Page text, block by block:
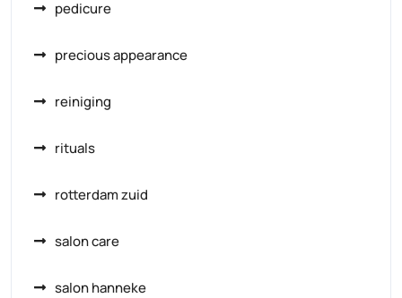
pedicure
precious appearance
reiniging
rituals
rotterdam zuid
salon care
salon hanneke